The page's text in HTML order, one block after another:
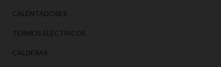
CALENTADORES
TERMOS ELECTRICOS
CALDERAS